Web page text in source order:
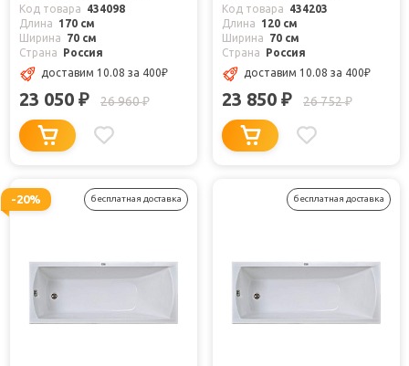
Код товара
434098
Длина
170 см
Ширина
70 см
Страна
Россия
доставим 10.08 за 400₽
23 050 ₽ 26 960₽
Код товара
434203
Длина
120 см
Ширина
70 см
Страна
Россия
доставим 10.08 за 400₽
23 850 ₽ 26 752₽
-20% бесплатная доставка бесплатная доставка